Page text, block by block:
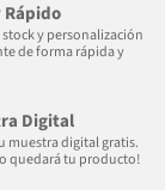
Rápido
stock y personalización
de forma rápida y
Digital
muestra digital gratis.
quedará tu producto!